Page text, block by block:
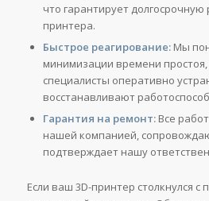
что гарантирует
принтера.
Быстрое реагирование:Мы
минимизации времени
специалисты оперативно
восстанавливают
Гарантия на ремонт:Все
нашей компанией,
подтверждает нашу
Если ваш 3D-принтер столкнулся с